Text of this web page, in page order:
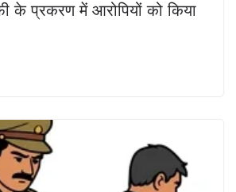
के प्रकरण में आरोपियों को किया